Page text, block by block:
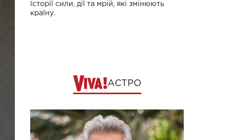
Історії сили, дії та мрій, які змінюють
країну.
АСТРО